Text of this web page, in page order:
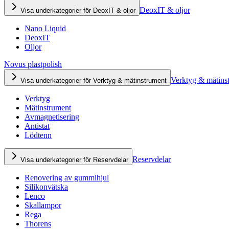
Visa underkategorier för DeoxIT & oljor DeoxIT & oljor
Nano Liquid
DeoxIT
Oljor
Novus plastpolish
Visa underkategorier för Verktyg & mätinstrument Verktyg &
Verktyg
Mätinstrument
Avmagnetisering
Antistat
Lödtenn
Visa underkategorier för Reservdelar Reservdelar
Renovering av gummihjul
Silikonvätska
Lenco
Skallampor
Rega
Thorens